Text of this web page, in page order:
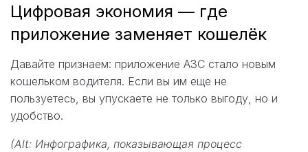
Цифровая экономия — где
приложение заменяет кошелёк
Давайте признаем: приложение АЗС стало новым
кошельком водителя. Если вы им еще не
пользуетесь, вы упускаете не только выгоду, но и
удобство.
(Alt: Инфографика, показывающая процесс